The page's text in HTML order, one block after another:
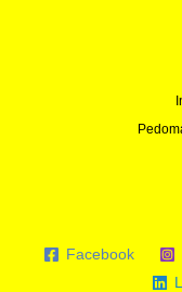
Facebook